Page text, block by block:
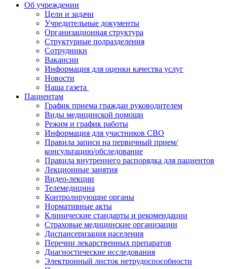
Об учреждении
Цели и задачи
Учредительные документы
Организационная структура
Структурные подразделения
Сотрудники
Вакансии
Информация для оценки качества услуг
Новости
​​Наша газета
Пациентам
График приема граждан руководителем
Виды медицинской помощи
Режим и график работы
Информация для участников СВО
Правила записи на первичный прием/
консультацию/обследование
Правила внутреннего распорядка для пациентов
Лекционные занятия
Видео-лекции
Телемедицина
Контролирующие органы
Нормативные акты
Клинические стандарты и рекомендации
Страховые медицинские организации
Диспансеризация населения
Перечни лекарственных препаратов
Диагностические исследования
Электронный листок нетрудоспособности